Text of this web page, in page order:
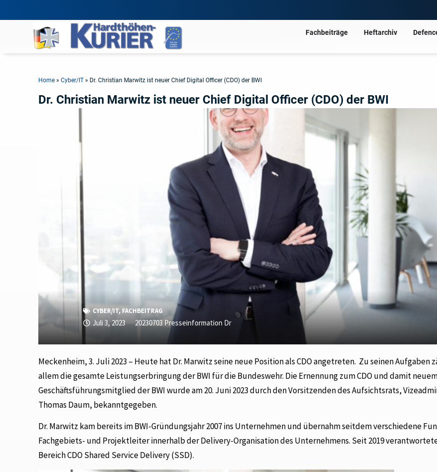
Fachbeiträge Heftarchiv
Home »Cyber/IT » Dr. Christian Marwitz ist neuer Chief Digital Officer (CDO) der BWI
Dr. Christian Marwitz ist neuer Chief Digital Officer (CDO) der BWI
CYBER/IT, FACHBEITRAG
Juli 3, 2023 20230703 Presseinformation Dr
Meckenheim, 3. Juli 2023 – Heute hat Dr. Marwitz seine neue Position als CDO angetreten. Zu seinen Aufgaben
allem die gesamte Leistungserbringung der BWI für die Bundeswehr. Die Ernennung zum CDO und damit
Geschäftsführungsmitglied der BWI wurde am 20. Juni 2023 durch den Vorsitzenden des Aufsichtsrats,
Thomas Daum, bekanntgegeben.
Dr. Marwitz kam bereits im BWI-Gründungsjahr 2007 ins Unternehmen und übernahm seitdem verschiedene
Fachgebiets- und Projektleiter innerhalb der Delivery-Organisation des Unternehmens. Seit 2019
Bereich CDO Shared Service Delivery (SSD).